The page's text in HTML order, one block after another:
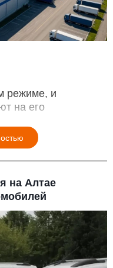
режиме, и
на его
на Алтае